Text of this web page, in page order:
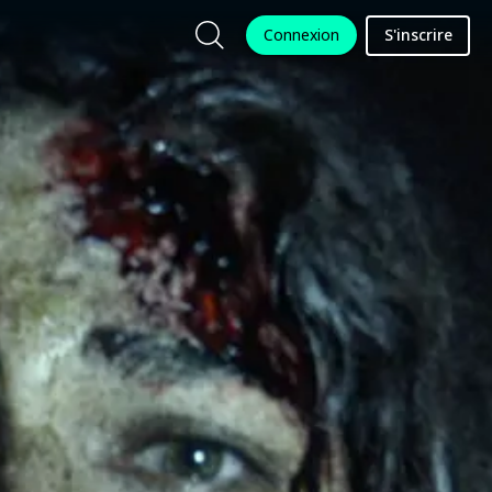
Connexion S'inscrire